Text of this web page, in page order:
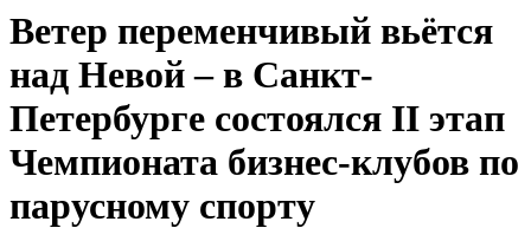
Ветер переменчивый вьётся
над Невой – в Санкт-
Петербурге состоялся II этап
Чемпионата бизнес-клубов по
парусному спорту